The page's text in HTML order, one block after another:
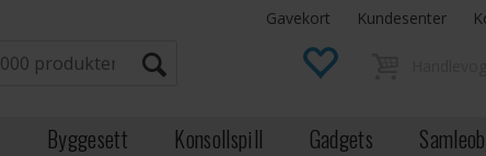
Gavekort Kundesenter
Byggesett Konsollspill Gadgets